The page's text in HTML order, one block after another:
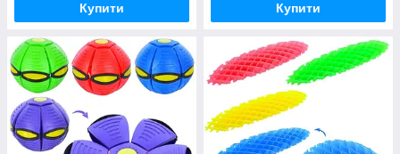
Купити Купити